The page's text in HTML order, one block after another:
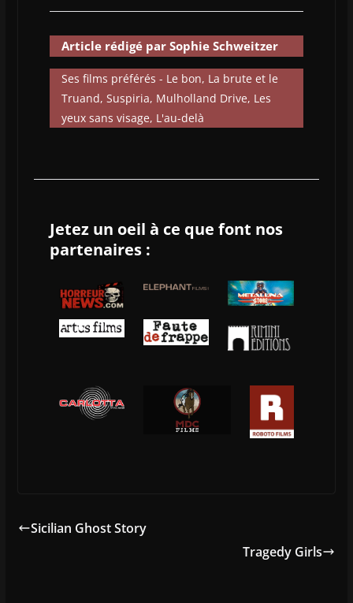
Article rédigé par Sophie Schweitzer
Ses films préférés - Le bon, La brute et le
Truand, Suspiria, Mulholland Drive, Les
yeux sans visage, L'au-delà
Jetez un oeil à ce que font nos
partenaires :
Sicilian Ghost Story
Tragedy Girls